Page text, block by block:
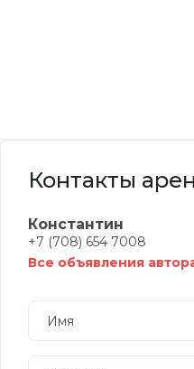
Контакты
Константин
+7 (708) 654 7008
Все объявления